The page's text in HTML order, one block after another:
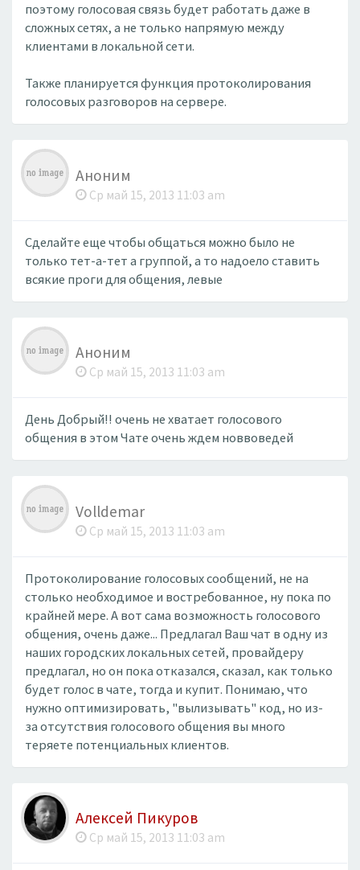
поэтому голосовая связь будет работать даже в
сложных сетях, а не только напрямую между
клиентами в локальной сети.
Также планируется функция протоколирования
голосовых разговоров на сервере.
Аноним
Ср май 15, 2013 11:03 am
Сделайте еще чтобы общаться можно было не
только тет-а-тет а группой, а то надоело ставить
всякие проги для общения, левые
Аноним
Ср май 15, 2013 11:03 am
День Добрый!! очень не хватает голосового
общения в этом Чате очень ждем новвоведей
Volldemar
Ср май 15, 2013 11:03 am
Протоколирование голосовых сообщений, не на
столько необходимое и востребованное, ну пока по
крайней мере. А вот сама возможность голосового
общения, очень даже... Предлагал Ваш чат в одну из
наших городских локальных сетей, провайдеру
предлагал, но он пока отказался, сказал, как только
будет голос в чате, тогда и купит. Понимаю, что
нужно оптимизировать, "вылизывать" код, но из-
за отсутствия голосового общения вы много
теряете потенциальных клиентов.
Алексей Пикуров
Ср май 15, 2013 11:03 am